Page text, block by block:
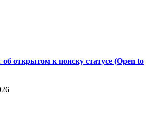
открытом к поиску статусе (Open to